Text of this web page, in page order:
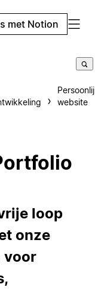
met Notion
website
loop
onze
voor